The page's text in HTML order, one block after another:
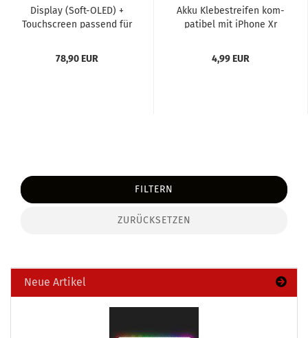
Dis­play (Soft-​OLED) +
Touch­screen pas­send für
78,90 EUR
Akku Kle­be­strei­fen kom­
pa­ti­bel mit iPho­ne Xr
4,99 EUR
FILTERN
ZURÜCKSETZEN
Neue Artikel